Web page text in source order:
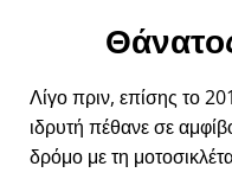
Λίγο πριν, επίσης το
ιδρυτή πέθανε σε
δρόμο με τη